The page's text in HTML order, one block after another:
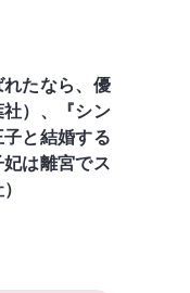
たなら、優
）、『シン
と結婚する
は離宮でス